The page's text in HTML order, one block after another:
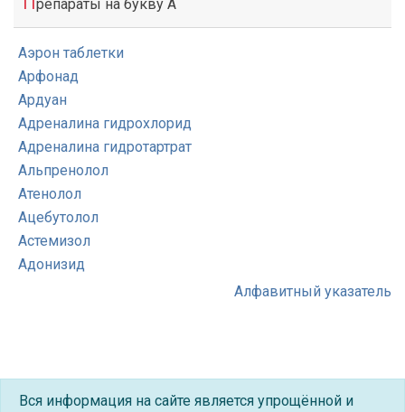
репараты на букву А
Аэрон таблетки
Арфонад
Ардуан
Адреналина гидрохлорид
Адреналина гидротартрат
Альпренолол
Атенолол
Ацебутолол
Астемизол
Адонизид
Алфавитный указатель
Вся информация на сайте является упрощённой и